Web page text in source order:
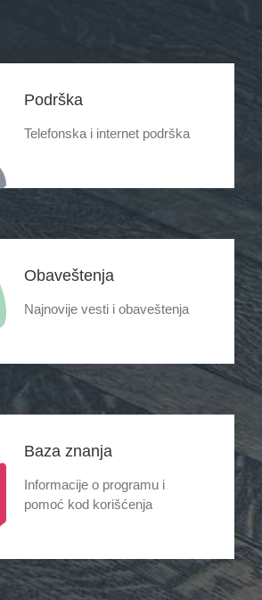
Podrška
Telefonska i internet podrška
Obaveštenja
Najnovije vesti i obaveštenja
Baza znanja
Informacije o programu i
pomoć kod korišćenja